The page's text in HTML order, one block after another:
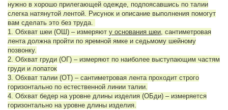
нужно в хорошо прилегающей одежде, подпоясавшись по талии
слегка натянутой лентой. Рисунок и описание выполнения помогут
вам сделать это без труда.
1. Обхват шеи (ОШ) – измеряют у основания шеи, сантиметровая
лента должна пройти по яремной ямке и седьмому шейному
позвонку.
2. Обхват груди (ОГ) – измеряют по наиболее выступающим частям
груди и лопаток
3. Обхват талии (ОТ) – сантиметровая лента проходит строго
горизонтально по естественной линии талии.
4. Обхват бедер на уровне длины изделия (ОБди) – измеряется
горизонтально на уровне длины изделия.